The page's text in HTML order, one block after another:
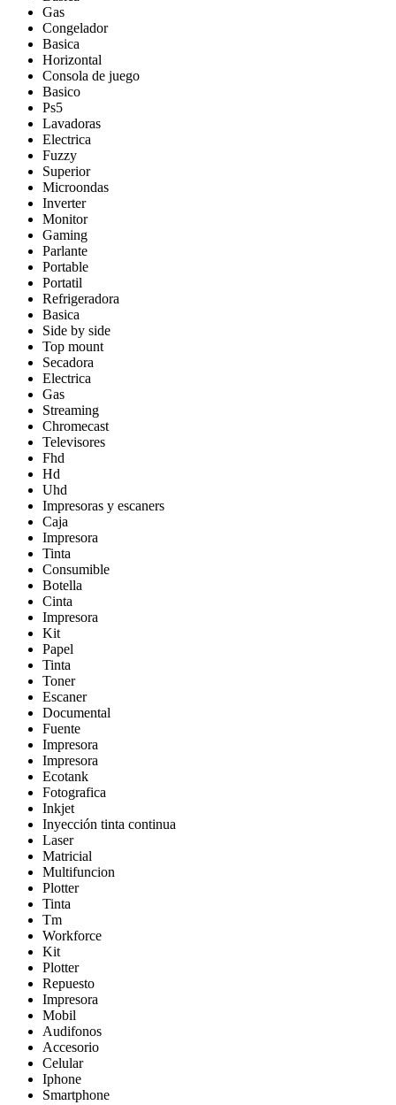
Gas
Congelador
Basica
Horizontal
Consola de juego
Basico
Ps5
Lavadoras
Electrica
Fuzzy
Superior
Microondas
Inverter
Monitor
Gaming
Parlante
Portable
Portatil
Refrigeradora
Basica
Side by side
Top mount
Secadora
Electrica
Gas
Streaming
Chromecast
Televisores
Fhd
Hd
Uhd
Impresoras y escaners
Caja
Impresora
Tinta
Consumible
Botella
Cinta
Impresora
Kit
Papel
Tinta
Toner
Escaner
Documental
Fuente
Impresora
Impresora
Ecotank
Fotografica
Inkjet
Inyección tinta continua
Laser
Matricial
Multifuncion
Plotter
Tinta
Tm
Workforce
Kit
Plotter
Repuesto
Impresora
Mobil
Audifonos
Accesorio
Celular
Iphone
Smartphone